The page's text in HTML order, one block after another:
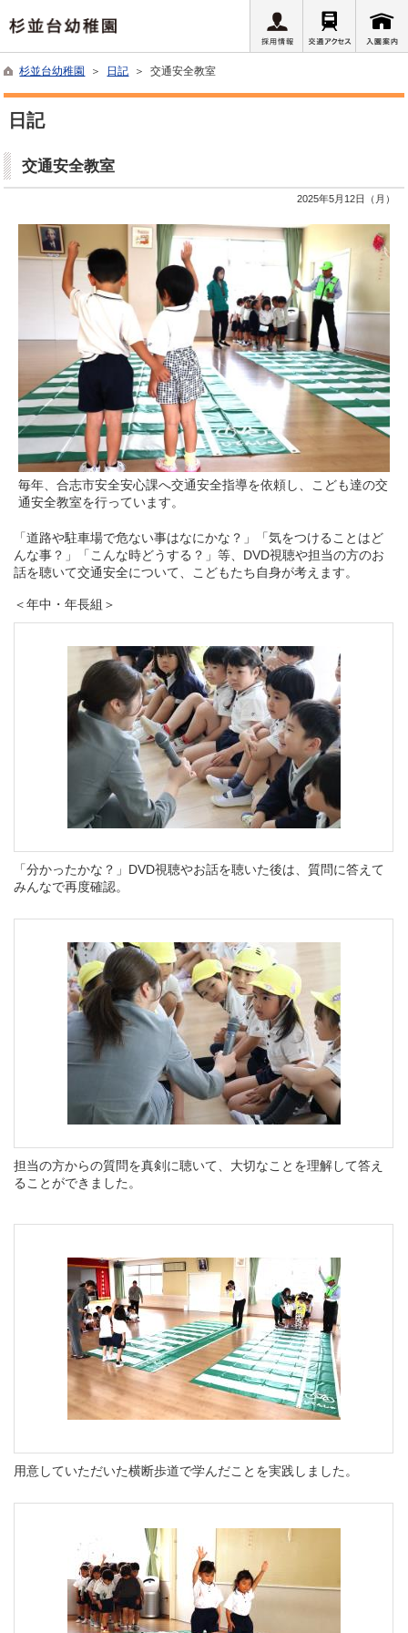
杉並台幼稚園 ＞ 日記 ＞ 交通安全教室
日記
交通安全教室
2025年5月12日（月）
毎年、合志市安全安心課へ交通安全指導を依頼し、こども達の交
通安全教室を行っています。
「道路や駐車場で危ない事はなにかな？」「気をつけることはど
んな事？」「こんな時どうする？」等、DVD視聴や担当の方のお
話を聴いて交通安全について、こどもたち自身が考えます。
＜年中・年長組＞
「分かったかな？」DVD視聴やお話を聴いた後は、質問に答えて
みんなで再度確認。
担当の方からの質問を真剣に聴いて、大切なことを理解して答え
ることができました。
用意していただいた横断歩道で学んだことを実践しました。